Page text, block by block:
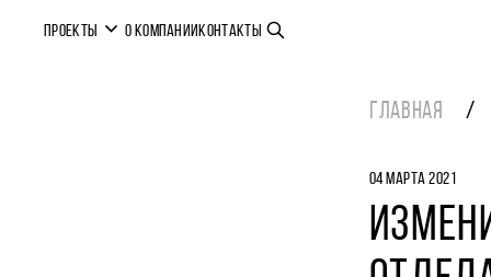
ПРОЕКТЫ О КОМПАНИИКОНТАКТЫ
ГЛАВНАЯ
04 МАРТА 2021